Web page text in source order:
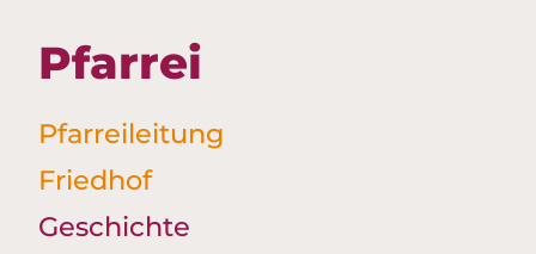
Pfarrei
Pfarreileitung
Friedhof
Geschichte